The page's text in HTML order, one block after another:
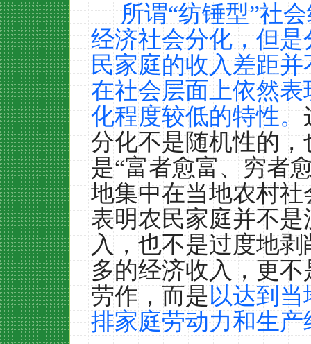
所谓“纺锤型”社
经济社会分化，但
民家庭的收入差距
在社会层面上依然
化程度较低的特性。
分化不是随机性的
是“富者愈富、穷者
地集中在当地农村
表明农民家庭并不
入，也不是过度地
多的经济收入，更
劳作，而是以达到当
排家庭劳动力和生产